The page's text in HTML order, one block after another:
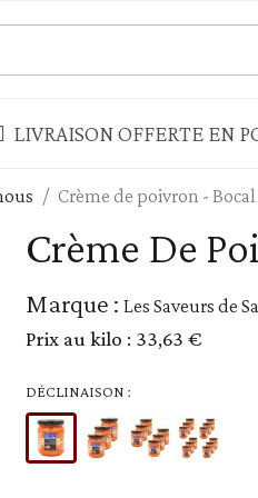
- BOCAUX
de la mer - rillettes
- pâtés - foie gras
CUISINÉS - SOUPES
LIVRAISON OFFERTE EN
Crème de poivron - Bocal
Crème De
Marque : Les Saveurs de
Prix au kilo : 33,63 €
DÉCLINAISON :